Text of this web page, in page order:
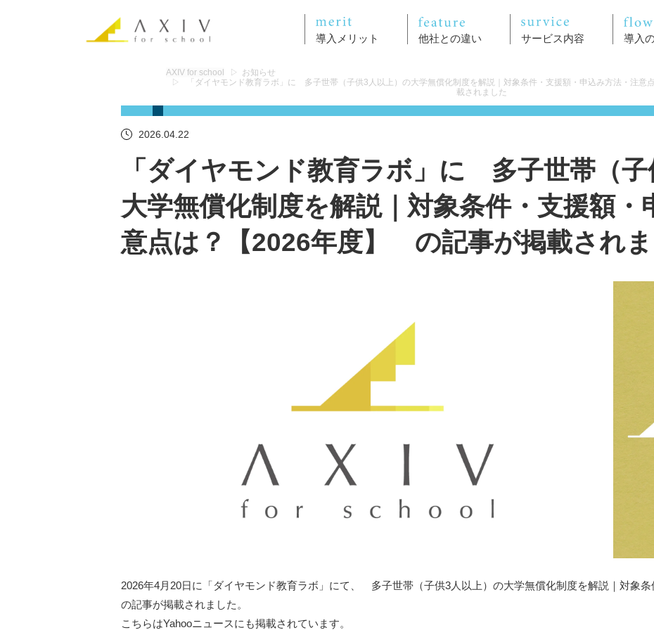
導入メリット 他社との違い サービス内容 導入
AXIV for school
お知らせ
「ダイヤモンド教育ラボ」に 多子世帯（子供3人以上）の大学無償化制度を解説｜対象条件・支援額・申込み方法・注
載されました
2026.04.22
「ダイヤモンド教育ラボ」に 多子世帯（
大学無償化制度を解説｜対象条件・支援額・
意点は？【2026年度】 の記事が掲載され
2026年4月20日に「ダイヤモンド教育ラボ」にて、 多子世帯（子供3人以上）の大学無償化制度を解説｜対象
の記事が掲載されました。
こちらはYahooニュースにも掲載されています。